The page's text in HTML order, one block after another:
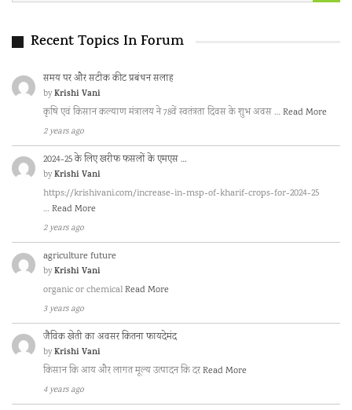
Recent Topics In Forum
समय पर और सटीक कीट प्रबंधन सलाह
byKrishi Vani
कृषि एवं किसान कल्याण मंत्रालय ने 78वें स्वतंत्रता दिवस के शुभ अवस … Read More
2 years ago
2024-25 के लिए खरीफ फसलों के एमएस …
byKrishi Vani
https://krishivani.com/increase-in-msp-of-kharif-crops-for-2024-25
… Read More
2 years ago
agriculture future
byKrishi Vani
organic or chemicalRead More
3 years ago
जैविक खेती का अवसर कितना फायदेमंद
byKrishi Vani
किसान कि आय और लागत मूल्य उत्पादन कि दरRead More
4 years ago